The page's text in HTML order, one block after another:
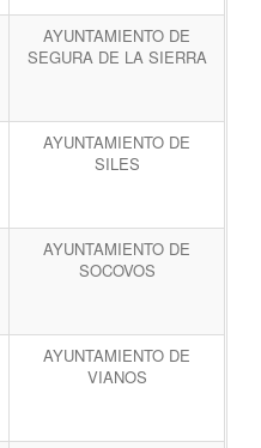
AYUNTAMIENTO DE
SEGURA DE LA SIERRA
AYUNTAMIENTO DE
SILES
AYUNTAMIENTO DE
SOCOVOS
AYUNTAMIENTO DE
VIANOS